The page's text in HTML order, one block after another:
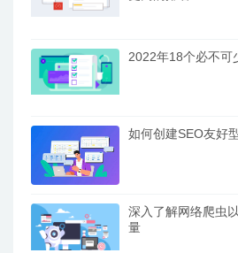
2022年18个必不可
如何创建SEO友好
深入了解网络爬虫
量